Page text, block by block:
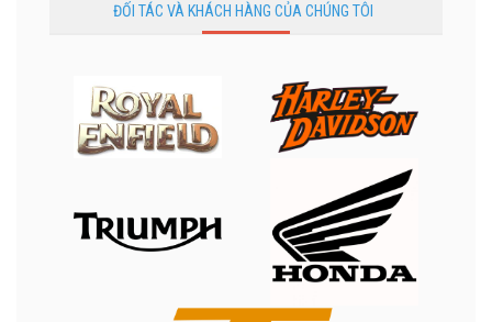
ĐỐI TÁC VÀ KHÁCH HÀNG CỦA CHÚNG TÔI